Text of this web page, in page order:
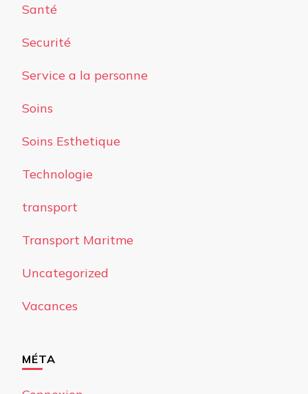
Santé
Securité
Service a la personne
Soins
Soins Esthetique
Technologie
transport
Transport Maritme
Uncategorized
Vacances
MÉTA